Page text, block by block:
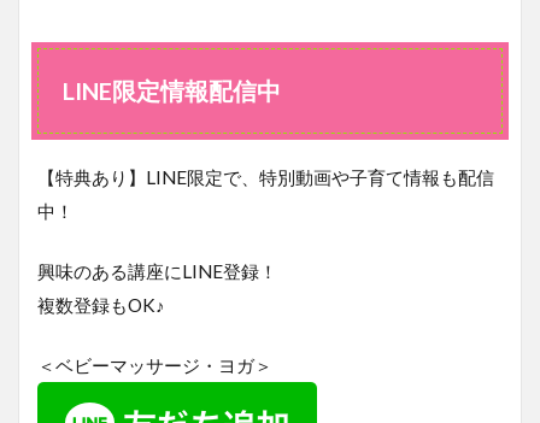
配信
中
LINE限定情報配信中
【特典あり】LINE限定で、特別動画や子育て情報も配信
中！
興味のある講座にLINE登録！
複数登録もOK♪
＜ベビーマッサージ・ヨガ＞